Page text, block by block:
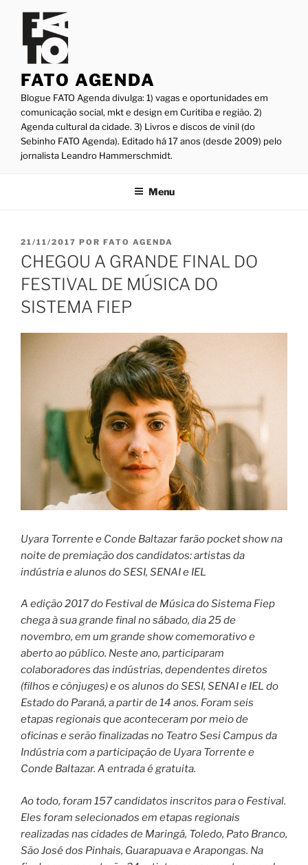
conteúdo
FATO AGENDA
Blogue FATO Agenda divulga: 1) vagas e oportunidades em
comunicação social, mkt e design em Curitiba e região. 2)
Agenda cultural da cidade. 3) Livros e discos de vinil (do
Sebinho FATO Agenda). Editado há 17 anos (desde 2009) pelo
jornalista Leandro Hammerschmidt.
Menu
PUBLICADO
EM
21/11/2017 POR FATO AGENDA
CHEGOU A GRANDE FINAL DO
FESTIVAL DE MÚSICA DO
SISTEMA FIEP
Uyara Torrente e Conde Baltazar farão pocket show na
noite de premiação dos candidatos: artistas da
indústria e alunos do SESI, SENAI e IEL
A edição 2017 do Festival de Música do Sistema Fiep
chega à sua grande final no sábado, dia 25 de
novembro, em um grande show comemorativo e
aberto ao público. Neste ano, participaram
colaboradores das indústrias, dependentes diretos
(filhos e cônjuges) e os alunos do SESI, SENAI e IEL do
Estado do Paraná, a partir de 14 anos. Foram seis
etapas regionais que aconteceram por meio de
oficinas e serão finalizadas no Teatro Sesi Campus da
Indústria com a participação de Uyara Torrente e
Conde Baltazar. A entrada é gratuita.
Ao todo, foram 157 candidatos inscritos para o Festival.
Eles foram selecionados em etapas regionais
realizadas nas cidades de Maringá, Toledo, Pato Branco,
São José dos Pinhais, Guarapuava e Arapongas. Na